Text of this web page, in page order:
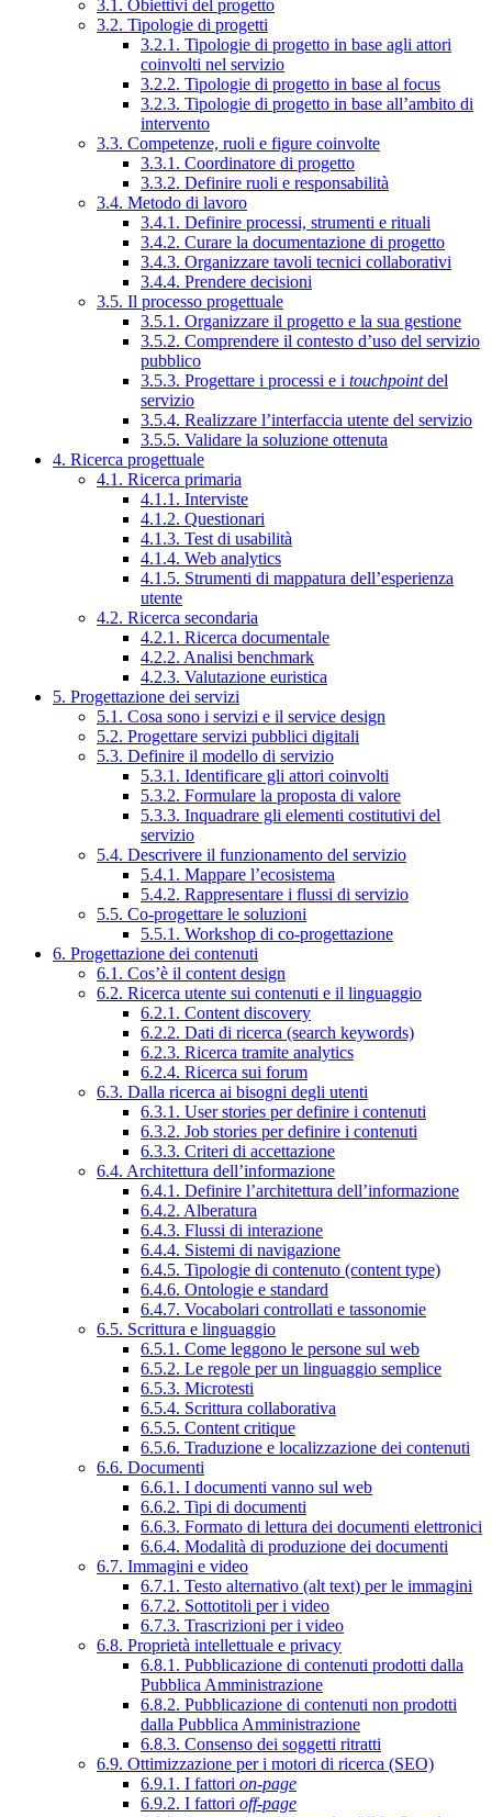
3.1. Obiettivi del progetto
3.2. Tipologie di progetti
3.2.1. Tipologie di progetto in base agli attori
coinvolti nel servizio
3.2.2. Tipologie di progetto in base al focus
3.2.3. Tipologie di progetto in base all’ambito di
intervento
3.3. Competenze, ruoli e figure coinvolte
3.3.1. Coordinatore di progetto
3.3.2. Definire ruoli e responsabilità
3.4. Metodo di lavoro
3.4.1. Definire processi, strumenti e rituali
3.4.2. Curare la documentazione di progetto
3.4.3. Organizzare tavoli tecnici collaborativi
3.4.4. Prendere decisioni
3.5. Il processo progettuale
3.5.1. Organizzare il progetto e la sua gestione
3.5.2. Comprendere il contesto d’uso del servizio
pubblico
3.5.3. Progettare i processi e i touchpointdel
servizio
3.5.4. Realizzare l’interfaccia utente del servizio
3.5.5. Validare la soluzione ottenuta
4. Ricerca progettuale
4.1. Ricerca primaria
4.1.1. Interviste
4.1.2. Questionari
4.1.3. Test di usabilità
4.1.4. Web analytics
4.1.5. Strumenti di mappatura dell’esperienza
utente
4.2. Ricerca secondaria
4.2.1. Ricerca documentale
4.2.2. Analisi benchmark
4.2.3. Valutazione euristica
5. Progettazione dei servizi
5.1. Cosa sono i servizi e il service design
5.2. Progettare servizi pubblici digitali
5.3. Definire il modello di servizio
5.3.1. Identificare gli attori coinvolti
5.3.2. Formulare la proposta di valore
5.3.3. Inquadrare gli elementi costitutivi del
servizio
5.4. Descrivere il funzionamento del servizio
5.4.1. Mappare l’ecosistema
5.4.2. Rappresentare i flussi di servizio
5.5. Co-progettare le soluzioni
5.5.1. Workshop di co-progettazione
6. Progettazione dei contenuti
6.1. Cos’è il content design
6.2. Ricerca utente sui contenuti e il linguaggio
6.2.1. Content discovery
6.2.2. Dati di ricerca (search keywords)
6.2.3. Ricerca tramite analytics
6.2.4. Ricerca sui forum
6.3. Dalla ricerca ai bisogni degli utenti
6.3.1. User stories per definire i contenuti
6.3.2. Job stories per definire i contenuti
6.3.3. Criteri di accettazione
6.4. Architettura dell’informazione
6.4.1. Definire l’architettura dell’informazione
6.4.2. Alberatura
6.4.3. Flussi di interazione
6.4.4. Sistemi di navigazione
6.4.5. Tipologie di contenuto (content type)
6.4.6. Ontologie e standard
6.4.7. Vocabolari controllati e tassonomie
6.5. Scrittura e linguaggio
6.5.1. Come leggono le persone sul web
6.5.2. Le regole per un linguaggio semplice
6.5.3. Microtesti
6.5.4. Scrittura collaborativa
6.5.5. Content critique
6.5.6. Traduzione e localizzazione dei contenuti
6.6. Documenti
6.6.1. I documenti vanno sul web
6.6.2. Tipi di documenti
6.6.3. Formato di lettura dei documenti elettronici
6.6.4. Modalità di produzione dei documenti
6.7. Immagini e video
6.7.1. Testo alternativo (alt text) per le immagini
6.7.2. Sottotitoli per i video
6.7.3. Trascrizioni per i video
6.8. Proprietà intellettuale e privacy
6.8.1. Pubblicazione di contenuti prodotti dalla
Pubblica Amministrazione
6.8.2. Pubblicazione di contenuti non prodotti
dalla Pubblica Amministrazione
6.8.3. Consenso dei soggetti ritratti
6.9. Ottimizzazione per i motori di ricerca (SEO)
6.9.1. I fattori on-page
6.9.2. I fattori off-page